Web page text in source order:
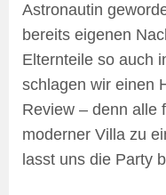
Astronautin
bereits eigenen
Elternteile so auch
schlagen wir einen
Review – denn alle
moderner Villa zu
lasst uns die Party